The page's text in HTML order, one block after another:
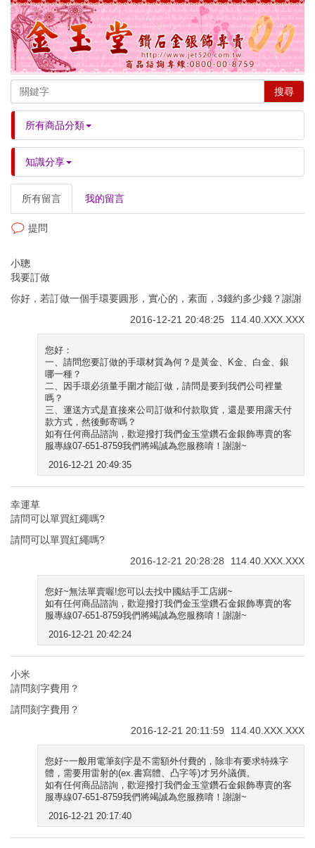
搜尋
所有商品分類
知識分享
所有留言 我的留言
提問
小聰
我要訂做
你好，若訂做一個手環要圓形，實心的，素面，3錢約多少錢？謝謝
2016-12-21 20:48:25
114.40.XXX.XXX
您好：
一、請問您要訂做的手環材質為何？是黃金、K金、白金、銀
哪一種？
二、因手環必須量手圍才能訂做，請問是要到我們公司裡量
嗎？
三、運送方式是直接來公司訂做和付款取貨，還是要用露天付
款方式，然後郵寄嗎？
如有任何商品諮詢，歡迎撥打我們金玉堂鑽石金銀飾專賣的客
服專線07-651-8759我們將竭誠為您服務唷！謝謝~
2016-12-21 20:49:35
幸運草
請問可以單買紅繩嗎?
請問可以單買紅繩嗎?
2016-12-21 20:28:28
114.40.XXX.XXX
您好~無法單賣喔!您可以去找中國結手工店綁~
如有任何商品諮詢，歡迎撥打我們金玉堂鑽石金銀飾專賣的客
服專線07-651-8759我們將竭誠為您服務唷！謝謝~
2016-12-21 20:42:24
小米
請問刻字費用？
請問刻字費用？
2016-12-21 20:11:59
114.40.XXX.XXX
您好~一般用電筆刻字是不需額外付費的，除非有要求特殊字
體，需要用雷射的(ex.書寫體、凸字等)才另外議價。
如有任何商品諮詢，歡迎撥打我們金玉堂鑽石金銀飾專賣的客
服專線07-651-8759我們將竭誠為您服務唷！謝謝~
2016-12-21 20:17:40